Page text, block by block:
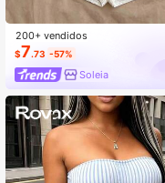
200+ vendidos
$7.73 -57%
Soleia